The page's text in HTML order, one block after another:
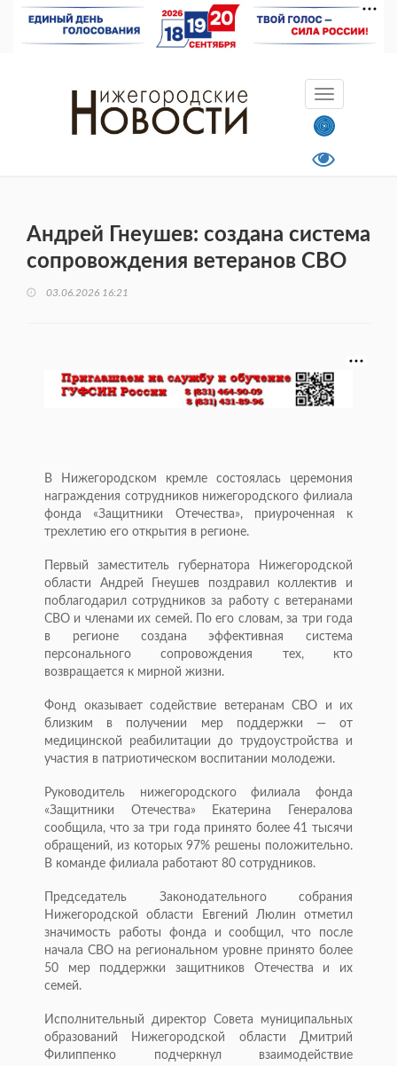
Андрей Гнеушев: создана система
сопровождения ветеранов СВО
03.06.2026 16:21
В Нижегородском кремле состоялась церемония
награждения сотрудников нижегородского филиала
фонда «Защитники Отечества», приуроченная к
трехлетию его открытия в регионе.
Первый заместитель губернатора Нижегородской
области Андрей Гнеушев поздравил коллектив и
поблагодарил сотрудников за работу с ветеранами
СВО и членами их семей. По его словам, за три года
в регионе создана эффективная система
персонального сопровождения тех, кто
возвращается к мирной жизни.
Фонд оказывает содействие ветеранам СВО и их
близким в получении мер поддержки — от
медицинской реабилитации до трудоустройства и
участия в патриотическом воспитании молодежи.
Руководитель нижегородского филиала фонда
«Защитники Отечества» Екатерина Генералова
сообщила, что за три года принято более 41 тысячи
обращений, из которых 97% решены положительно.
В команде филиала работают 80 сотрудников.
Председатель Законодательного собрания
Нижегородской области Евгений Люлин отметил
значимость работы фонда и сообщил, что после
начала СВО на региональном уровне принято более
50 мер поддержки защитников Отечества и их
семей.
Исполнительный директор Совета муниципальных
образований Нижегородской области Дмитрий
Филиппенко подчеркнул взаимодействие